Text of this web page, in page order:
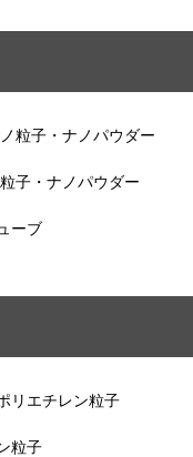
粒子・ナノパウダー
子・ナノパウダー
ーブ
リエチレン粒子
粒子